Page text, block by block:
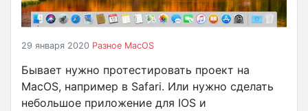
29 января 2020 Разное MacOS
Бывает нужно протестировать проект на
MacOS, например в Safari. Или нужно сделать
небольшое приложение для IOS и